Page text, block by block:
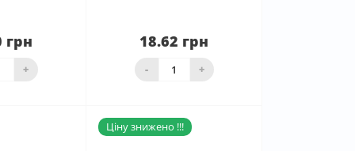
грн
+
18.62 грн
- +
Нема в наявності
Ціну знижено !!!